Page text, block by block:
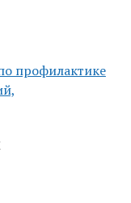
профилактике